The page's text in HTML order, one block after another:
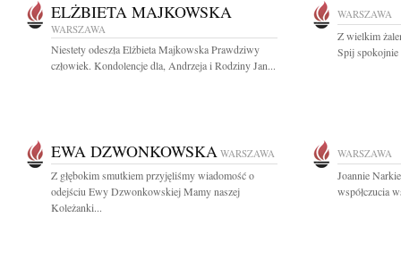
ELŻBIETA MAJKOWSKA
WARSZAWA
Niestety odeszła Elżbieta Majkowska Prawdziwy
człowiek. Kondolencje dla, Andrzeja i Rodziny Jan...
WARSZAWA
Z wielkim
Spij spokojnie
EWA DZWONKOWSKA WARSZAWA
Z głębokim smutkiem przyjęliśmy wiadomość o
odejściu Ewy Dzwonkowskiej Mamy naszej
Koleżanki...
WARSZAWA
Joannie
współczucia